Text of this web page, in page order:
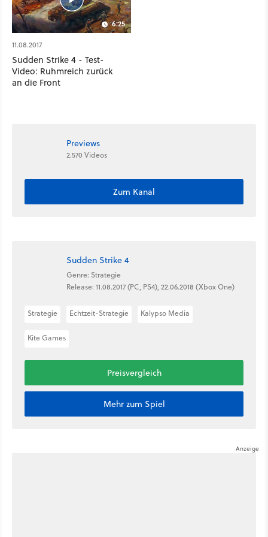
6:25
11.08.2017
Sudden Strike 4 - Test-
Video: Ruhmreich zurück
an die Front
Previews
2.570 Videos
Zum Kanal
Sudden Strike 4
Genre: Strategie
Release: 11.08.2017 (PC, PS4), 22.06.2018 (Xbox One)
Strategie Echtzeit-Strategie Kalypso Media
Kite Games
Preisvergleich
Mehr zum Spiel